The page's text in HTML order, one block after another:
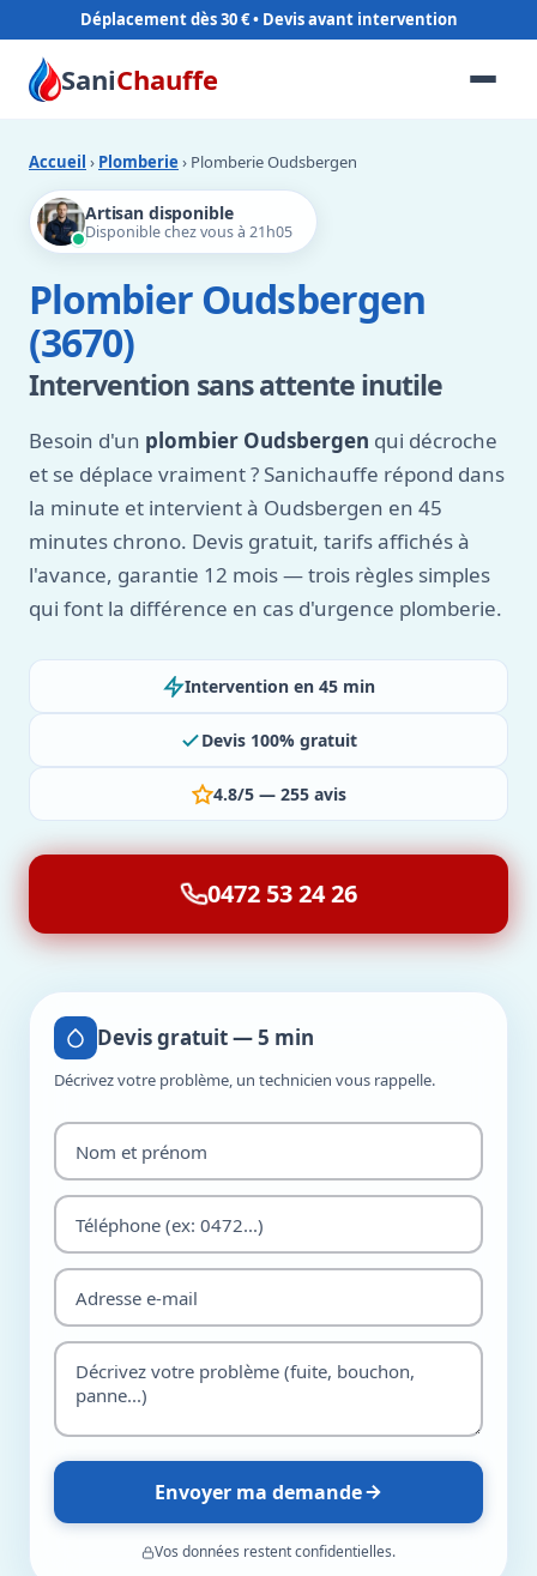
Déplacement dès 30 €
SaniChauffe
Accueil › Plomberie › Plomberie Oudsbergen
Artisan disponible
Disponible chez vous à 21h05
Plombier Oudsbergen
(3670)
Intervention sans attente inutile
Besoin d'un plombier Oudsbergen qui décroche
et se déplace vraiment ? Sanichauffe répond dans
la minute et intervient à Oudsbergen en 45
minutes chrono. Devis gratuit, tarifs affichés à
l'avance, garantie 12 mois — trois règles simples
qui font la différence en cas d'urgence plomberie.
Intervention en 45 min
Devis 100% gratuit
4.8/5 — 255 avis
0472 53 24 26
Devis gratuit — 5 min
Décrivez votre problème, un technicien vous rappelle.
Envoyer ma demande
Vos données restent confidentielles.